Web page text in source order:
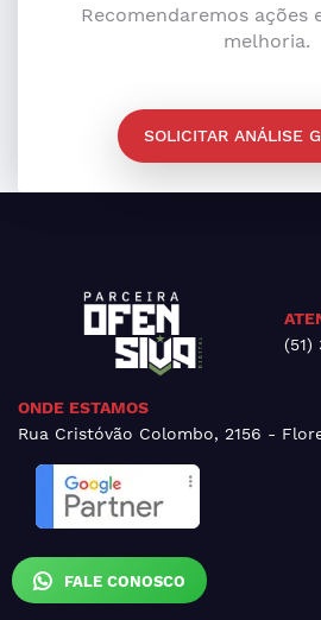
FALE CONOSCO
Recomendaremos ações
melhoria.
SOLICITAR ANÁLISE
(51)
ONDE ESTAMOS
Rua Cristóvão Colombo, 2156 -